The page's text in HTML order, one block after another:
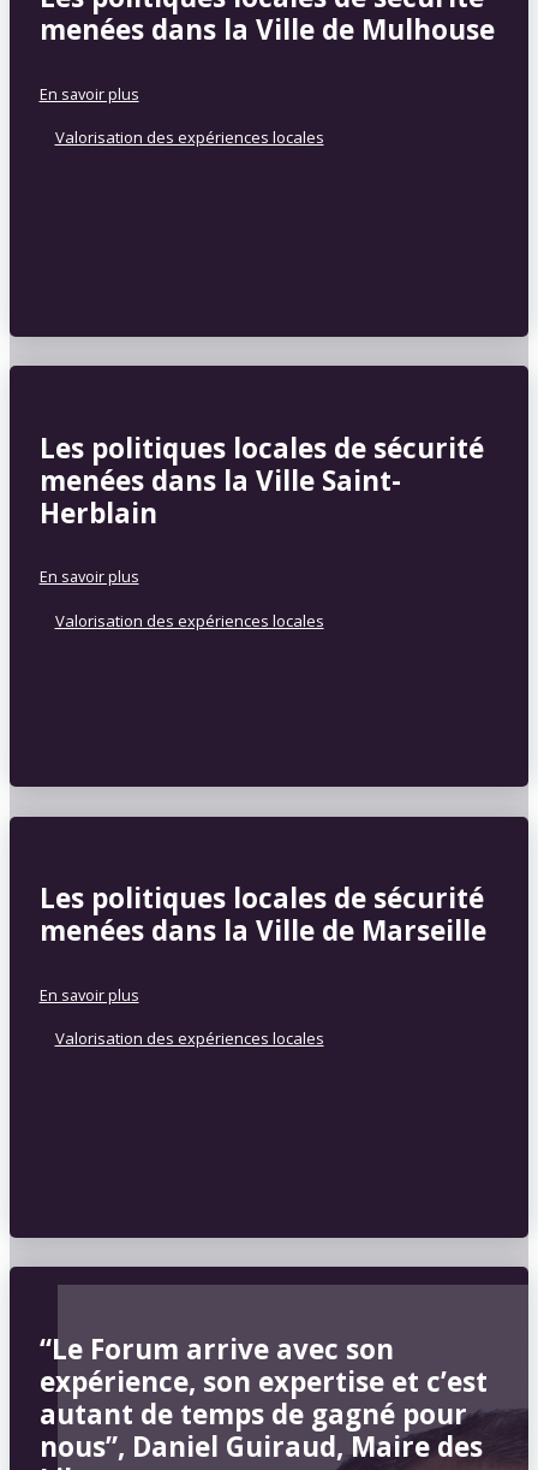
menées dans la Ville de Mulhouse
En savoir plus
Valorisation des expériences locales
Les politiques locales de sécurité
menées dans la Ville Saint-
Herblain
En savoir plus
Valorisation des expériences locales
Les politiques locales de sécurité
menées dans la Ville de Marseille
En savoir plus
Valorisation des expériences locales
“Le Forum arrive avec son
expérience, son expertise et c’est
autant de temps de gagné pour
nous”, Daniel Guiraud, Maire des